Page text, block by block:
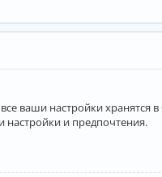
ваши настройки
настройки и предпочтения.